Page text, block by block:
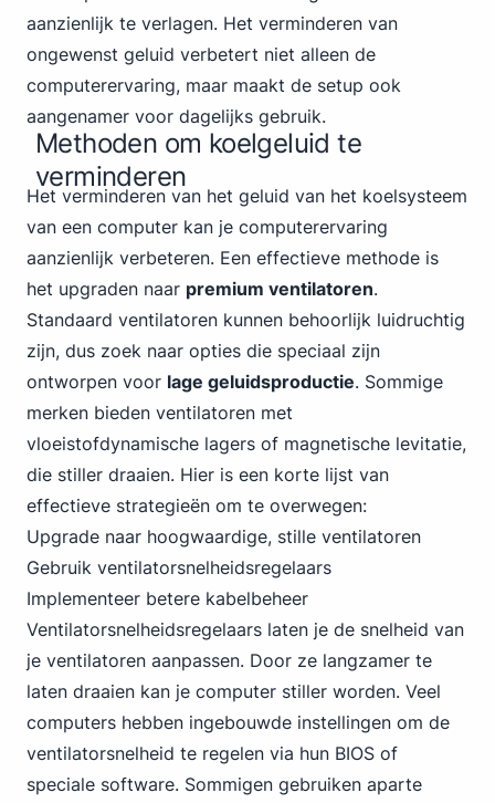
aanzienlijk te verlagen. Het verminderen van
ongewenst geluid verbetert niet alleen de
computerervaring, maar maakt de setup ook
aangenamer voor dagelijks gebruik.
Methoden om koelgeluid te
verminderen
Het verminderen van het geluid van het koelsysteem
van een computer kan je computerervaring
aanzienlijk verbeteren. Een effectieve methode is
het upgraden naar premium ventilatoren.
Standaard ventilatoren kunnen behoorlijk luidruchtig
zijn, dus zoek naar opties die speciaal zijn
ontworpen voor lage geluidsproductie. Sommige
merken bieden ventilatoren met
vloeistofdynamische lagers of magnetische levitatie,
die stiller draaien. Hier is een korte lijst van
effectieve strategieën om te overwegen:
Upgrade naar hoogwaardige, stille ventilatoren
Gebruik ventilatorsnelheidsregelaars
Implementeer betere kabelbeheer
Ventilatorsnelheidsregelaars laten je de snelheid van
je ventilatoren aanpassen. Door ze langzamer te
laten draaien kan je computer stiller worden. Veel
computers hebben ingebouwde instellingen om de
ventilatorsnelheid te regelen via hun BIOS of
speciale software. Sommigen gebruiken aparte